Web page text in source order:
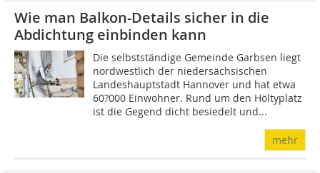
Wie man Balkon-Details sicher in die
Abdichtung einbinden kann
Die selbstständige Gemeinde Garbsen liegt
nordwestlich der niedersächsischen
Landeshauptstadt Hannover und hat etwa
60?000 Einwohner. Rund um den Höltyplatz
ist die Gegend dicht besiedelt und...
mehr